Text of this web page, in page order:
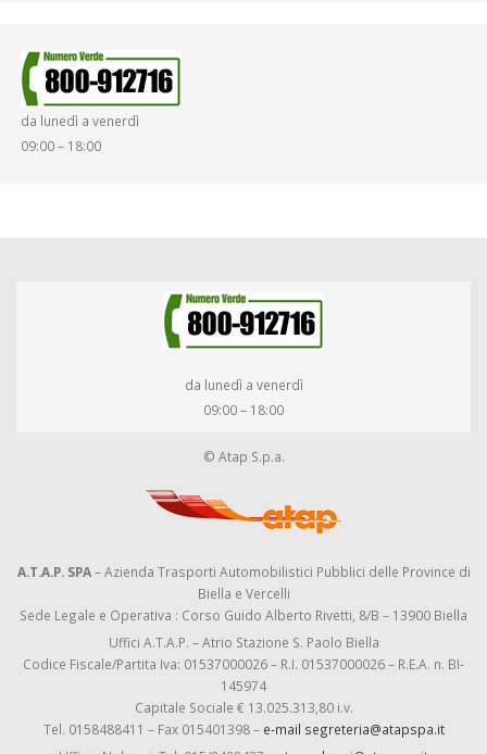
da lunedì a venerdì
09:00 – 18:00
da lunedì a venerdì
09:00 – 18:00
© Atap S.p.a.
A.T.A.P. SPA– Azienda Trasporti Automobilistici Pubblici delle Province di
Biella e Vercelli
Sede Legale e Operativa : Corso Guido Alberto Rivetti, 8/B – 13900 Biella
Uffici A.T.A.P. – Atrio Stazione S. Paolo Biella
Codice Fiscale/Partita Iva: 01537000026 – R.I. 01537000026 – R.E.A. n. BI-
145974
Capitale Sociale € 13.025.313,80 i.v.
Tel. 0158488411 – Fax 015401398 – e-mail segreteria@atapspa.it